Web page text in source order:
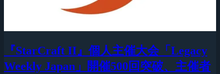
『StarCraft II』個人主催大会「Legacy
Weekly Japan」開催500回突破、主催者